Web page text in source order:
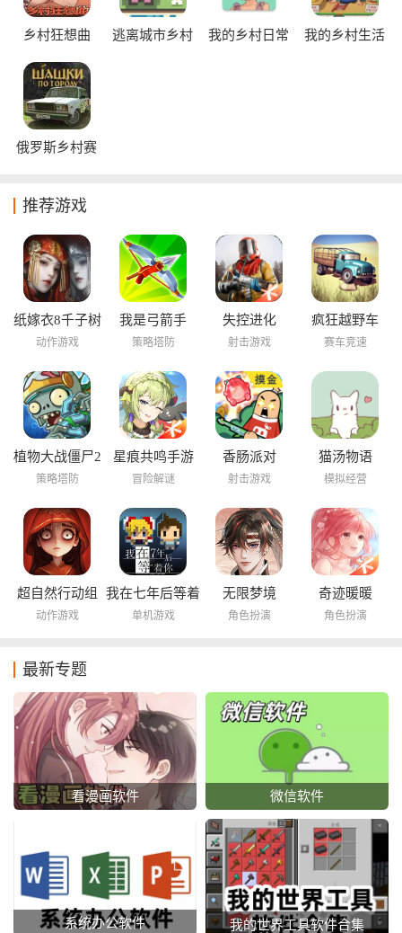
乡村狂想曲
逃离城市乡村
我的乡村日常
我的乡村生活
俄罗斯乡村赛
推荐游戏
纸嫁衣8千子树
动作游戏
我是弓箭手
策略塔防
失控进化
射击游戏
疯狂越野车
赛车竞速
植物大战僵尸2
海底世界
策略塔防
星痕共鸣手游
冒险解谜
香肠派对
射击游戏
猫汤物语
模拟经营
超自然行动组
动作游戏
我在七年后等着
你
单机游戏
无限梦境
角色扮演
奇迹暖暖
角色扮演
最新专题
看漫画软件 微信软件
系统办公软件 我的世界工具软件合集